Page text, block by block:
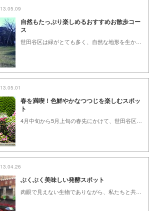
自然もたっぷり楽しめるおすすめお散歩コー
ス
春を満喫！色鮮やかなつつじを楽しむスポッ
ト
ぶくぶく美味しい発酵スポット